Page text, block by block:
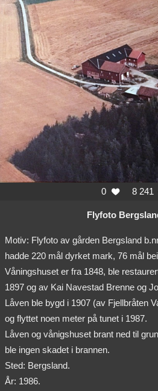
0  8 241
Flyfoto
Motiv: Flyfoto av gården Bergsland
hadde 220 mål dyrket mark, 76 mål
Våningshuset er fra 1848, ble
1897 og av Kai Navestad Brenne og
Låven ble bygd i 1907 (av Fjellbråten
og flyttet noen meter på tunet i 1987.
Låven og vånigshuset brant ned til
ble ingen skadet i brannen.
Sted: Bergsland.
År: 1986.